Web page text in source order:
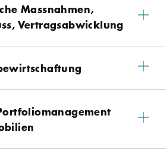
Massnahmen,
Vertragsabwicklung